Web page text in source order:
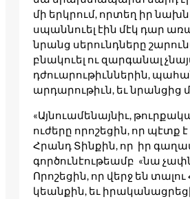
մի երկրում, որտեղ իր
սպաննուել էին մէկ դար
նրանց սերունդները
բնակուել ու զարգանալ
դժուարութիւններին,
արդարութիւն, եւ նրանցից
«Այնուամենայնիւ,
ուժերը որոշեցին, որ պէտք
Հրանդ Տինքին, որ իր
գործունէութեամբ «նա
Որոշեցին, որ վերջ են
կեանքին, եւ